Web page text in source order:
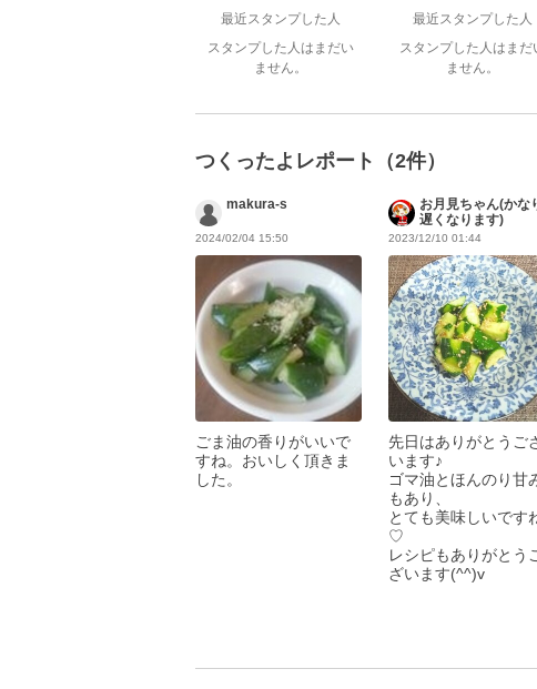
最近スタンプした人
スタンプした人はまだい
ません。
最近スタンプした人
スタンプした人はまだ
ません。
つくったよレポート（2件）
makura-s
2024/02/04 15:50
ごま油の香りがいいで
すね。おいしく頂きま
した。
お月見ちゃん(かな
遅くなります)
2023/12/10 01:44
先日はありがとうご
います♪
ゴマ油とほんのり甘
もあり、
とても美味しいです
♡
レシピもありがとう
ざいます(^^)v